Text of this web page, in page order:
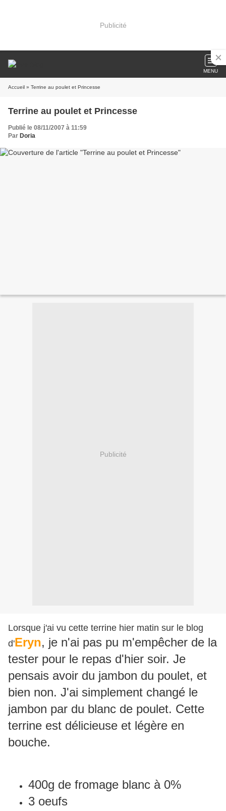
Publicité
MENU
Accueil » Terrine au poulet et Princesse
Terrine au poulet et Princesse
Publié le 08/11/2007 à 11:59
Par Doria
Publicité
Lorsque j'ai vu cette terrine hier matin sur le blog
d' Eryn, je n'ai pas pu m'empêcher de la
tester pour le repas d'hier soir. Je
pensais avoir du jambon du poulet, et
bien non. J'ai simplement changé le
jambon par du blanc de poulet. Cette
terrine est délicieuse et légère en
bouche.
400g de fromage blanc à 0%
3 oeufs